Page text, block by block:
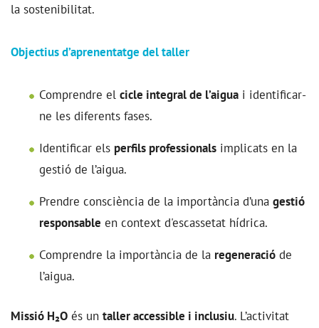
la sostenibilitat.
Objectius d’aprenentatge del taller
Comprendre el cicle integral de l’aigua i identificar-
ne les diferents fases.
Identificar els perfils professionals implicats en la
gestió de l’aigua.
Prendre consciència de la importància d’una gestió
responsable en context d'escassetat hídrica.
Comprendre la importància de la regeneració de
l’aigua.
Missió H₂O és un taller accessible i inclusiu. L’activitat